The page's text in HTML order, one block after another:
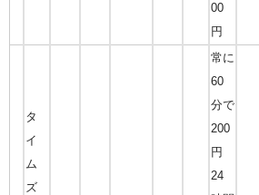
00
円
タ
イ
ム
ズ
常に
60
分で
200
円
24